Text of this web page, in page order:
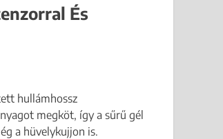
És
hullámhossz
megköt, így a sűrű gél
a hüvelykujjon is.